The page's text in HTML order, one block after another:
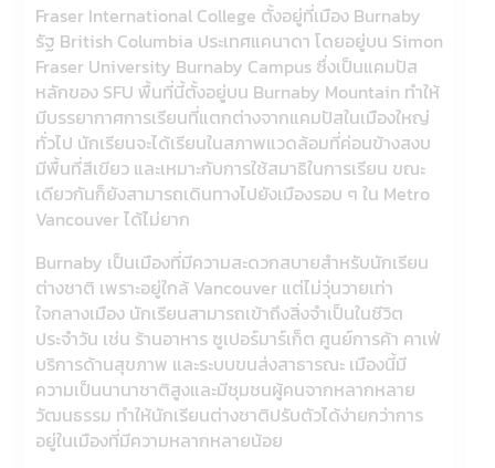
Fraser International College ตั้งอยู่ที่เมือง Burnaby
รัฐ British Columbia ประเทศแคนาดา โดยอยู่บน Simon
Fraser University Burnaby Campus ซึ่งเป็นแคมปัส
หลักของ SFU พื้นที่นี้ตั้งอยู่บน Burnaby Mountain ทำให้
มีบรรยากาศการเรียนที่แตกต่างจากแคมปัสในเมืองใหญ่
ทั่วไป นักเรียนจะได้เรียนในสภาพแวดล้อมที่ค่อนข้างสงบ
มีพื้นที่สีเขียว และเหมาะกับการใช้สมาธิในการเรียน ขณะ
เดียวกันก็ยังสามารถเดินทางไปยังเมืองรอบ ๆ ใน Metro
Vancouver ได้ไม่ยาก
Burnaby เป็นเมืองที่มีความสะดวกสบายสำหรับนักเรียน
ต่างชาติ เพราะอยู่ใกล้ Vancouver แต่ไม่วุ่นวายเท่า
ใจกลางเมือง นักเรียนสามารถเข้าถึงสิ่งจำเป็นในชีวิต
ประจำวัน เช่น ร้านอาหาร ซูเปอร์มาร์เก็ต ศูนย์การค้า คาเฟ่
บริการด้านสุขภาพ และระบบขนส่งสาธารณะ เมืองนี้มี
ความเป็นนานาชาติสูงและมีชุมชนผู้คนจากหลากหลาย
วัฒนธรรม ทำให้นักเรียนต่างชาติปรับตัวได้ง่ายกว่าการ
อยู่ในเมืองที่มีความหลากหลายน้อย